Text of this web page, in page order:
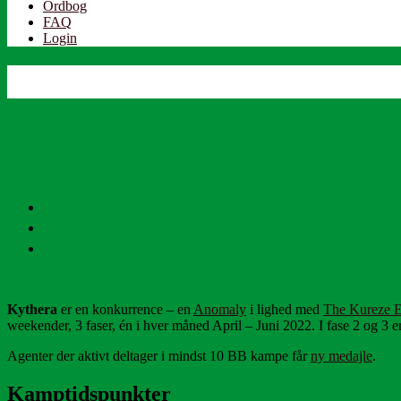
Ordbog
FAQ
Login
Kythera er en konkurrence – en Anomaly i lighed med The Kureze
weekender, 3 faser, én i hver måned April – Juni 2022. I fase 2 og 3
Agenter der aktivt deltager i mindst 10 BB kampe fårny medajle.
Kamptidspunkter